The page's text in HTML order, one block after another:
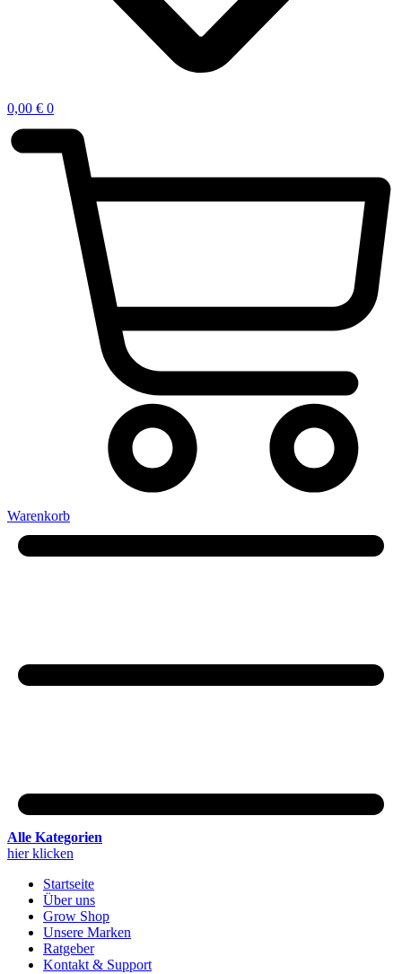
0,00 € 0
Warenkorb
Alle Kategorien
hier klicken
Startseite
Über uns
Grow Shop
Unsere Marken
Ratgeber
Kontakt & Support